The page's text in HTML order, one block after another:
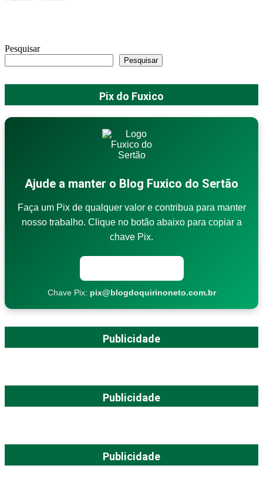
Pesquisar
Pesquisar
Pix do Fuxico
Ajude a manter o Blog Fuxico do Sertão
Faça um Pix de qualquer valor e contribua para manter
nosso trabalho. Clique no botão abaixo para copiar a
chave Pix.
Chave Pix: pix@blogdoquirinoneto.com.br
Publicidade
Publicidade
Publicidade